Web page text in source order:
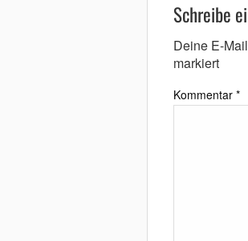
Schreibe
Deine E-
markiert
Kommentar *